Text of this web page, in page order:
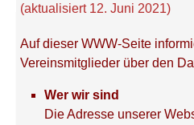
(aktualisiert 12. Juni 2021)
Auf dieser WWW-Seite
Vereinsmitglieder über den
Wer wir sind
Die Adresse unserer